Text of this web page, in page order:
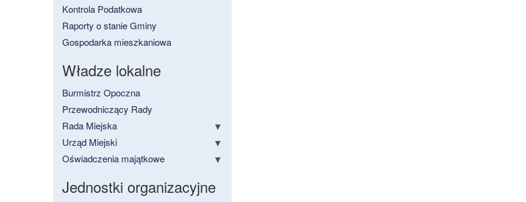
Kontrola Podatkowa
Raporty o stanie Gminy
Gospodarka mieszkaniowa
Władze lokalne
Burmistrz Opoczna
Przewodniczący Rady
Rada Miejska
Urząd Miejski
Oświadczenia majątkowe
Jednostki organizacyjne